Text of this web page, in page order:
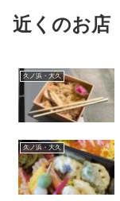
近くのお店
久ノ浜・大久
久ノ浜・大久